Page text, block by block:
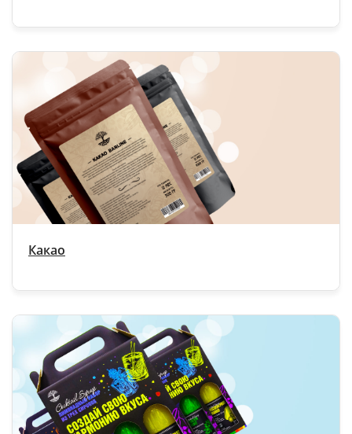
Какао